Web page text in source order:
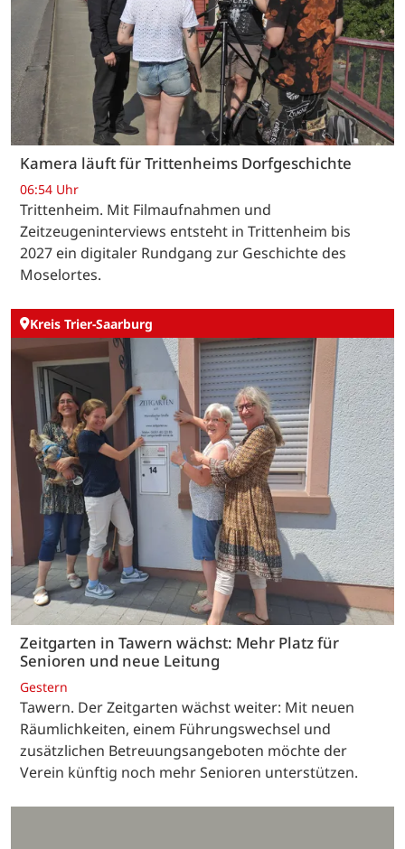
Kamera läuft für Trittenheims Dorfgeschichte
06:54 Uhr
Trittenheim. Mit Filmaufnahmen und
Zeitzeugeninterviews entsteht in Trittenheim bis
2027 ein digitaler Rundgang zur Geschichte des
Moselortes.
Kreis Trier-Saarburg
Zeitgarten in Tawern wächst: Mehr Platz für
Senioren und neue Leitung
Gestern
Tawern. Der Zeitgarten wächst weiter: Mit neuen
Räumlichkeiten, einem Führungswechsel und
zusätzlichen Betreuungsangeboten möchte der
Verein künftig noch mehr Senioren unterstützen.